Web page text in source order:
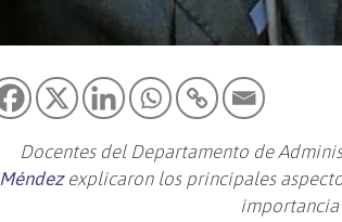
Docentes del Departamento de
Méndezexplicaron los principales